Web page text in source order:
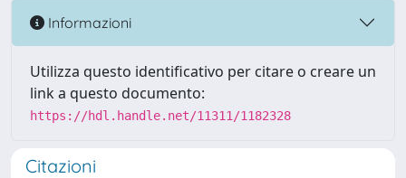
Informazioni
Utilizza questo identificativo per citare o creare un
link a questo documento:
https://hdl.handle.net/11311/1182328
Citazioni